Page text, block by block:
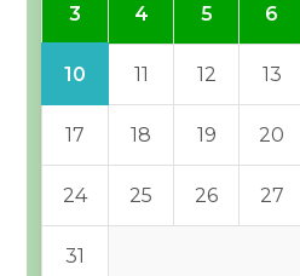
3 4 5 6
10 11 12 13
17 18 19 20
24 25 26 27
31